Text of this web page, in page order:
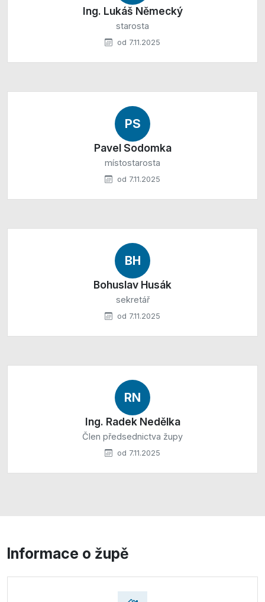
Ing. Lukáš Německý
starosta
od 7.11.2025
PS
Pavel Sodomka
místostarosta
od 7.11.2025
BH
Bohuslav Husák
sekretář
od 7.11.2025
RN
Ing. Radek Nedělka
Člen předsednictva župy
od 7.11.2025
Informace o župě